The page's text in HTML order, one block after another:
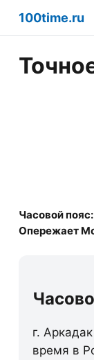
100time.ru
Часовой пояс:
Опережает
г.
время в